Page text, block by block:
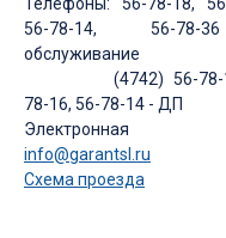
56-78-14, 56-
обслуживание
(4742) 56-
78-16, 56-78-14 - ДП
Электронная
info@garantsl.ru
Схема проезда